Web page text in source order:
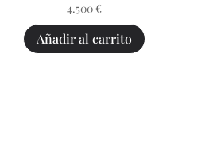
4.500 €
Añadir al carrito